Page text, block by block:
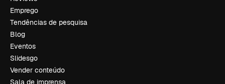
Emprego
Tendências de pesquisa
Blog
Eventos
Slidesgo
Vender conteúdo
Sala de imprensa